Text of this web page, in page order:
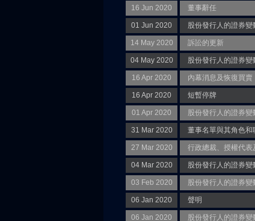
16 Jun 2020 董事辭任
01 Jun 2020 股份發行人的證券變
14 May 2020 訴訟的更新
04 May 2020 股份發行人的證券變
16 Apr 2020 內幕消息及恢復買賣
16 Apr 2020 短暫停牌
01 Apr 2020 股份發行人的證券變
31 Mar 2020 董事名單與其角色和
27 Mar 2020 行政總裁、授權代表
04 Mar 2020 股份發行人的證券變
03 Feb 2020 股份發行人的證券變
06 Jan 2020 聲明
06 Jan 2020 股份發行人的證券變